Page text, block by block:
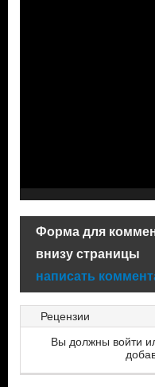
Форма для
внизу страницы
написать
Рецензии
Вы должны войти